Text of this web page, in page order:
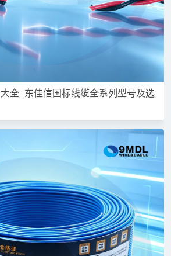
全_东佳信国标线缆全系列型号及选